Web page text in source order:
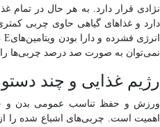
نژادی قرار دارد. به هر حال در تمام
دارد و غذاهای گیاهی حاوی چربی
نمی‌توان به صورت صد درصد چربی‌ها
رژیم غذایی و چند
ورزش و حفظ تناسب عمومی بدن و
اهمیت است. چربی‌های اشباع شده را